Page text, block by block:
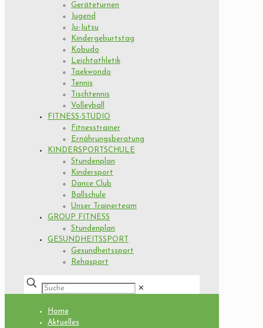
Geräteturnen
Jugend
Ju-Jutsu
Kindergeburtstag
Kobudo
Leichtathletik
Taekwondo
Tennis
Tischtennis
Volleyball
FITNESS-STUDIO
Fitnesstrainer
Ernährungsberatung
KINDERSPORTSCHULE
Stundenplan
Kindersport
Dance Club
Ballschule
Unser Trainerteam
GROUP FITNESS
Stundenplan
GESUNDHEITSSPORT
Gesundheitssport
Rehasport
✕
Home
Aktuelles